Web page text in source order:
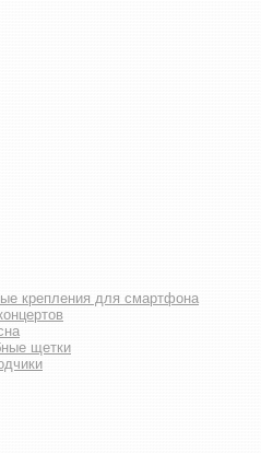
крепления для смартфона
щетки